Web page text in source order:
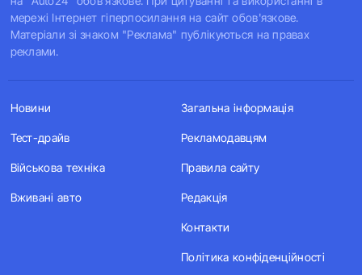
мережі Інтернет гіперпосилання на сайт обов'язкове.
Матеріали зі знаком "Реклама" публікуються на правах
реклами.
Новини
Тест-драйв
Військова техніка
Вживані авто
Загальна інформація
Рекламодавцям
Правила сайту
Редакція
Контакти
Політика конфіденційності